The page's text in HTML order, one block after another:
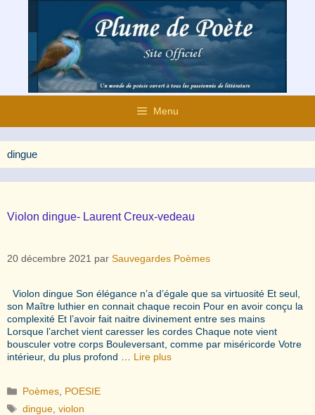
contenu
Menu
dingue
Violon dingue- Laurent Creux-vedeau
20 décembre 2021 par Sauvegardes Poèmes
Violon dingue Son élégance n’a d’égale que sa virtuosité Et seul,
son Maître luthier en connait chaque recoin Pour en avoir conçu la
complexité Et l’avoir fait naitre divinement entre ses mains
Lorsque l’archet vient caresser les cordes Chaque note vient
bousculer votre corps Bouleversant, comme par miséricorde Votre
intérieur, du plus profond … Lire plus
Catégories
Poèmes POESIE
Étiquettes
dingue ,violon